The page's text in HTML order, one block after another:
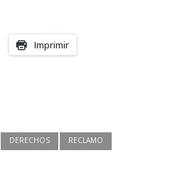
Imprimir
DERECHOS
RECLAMO